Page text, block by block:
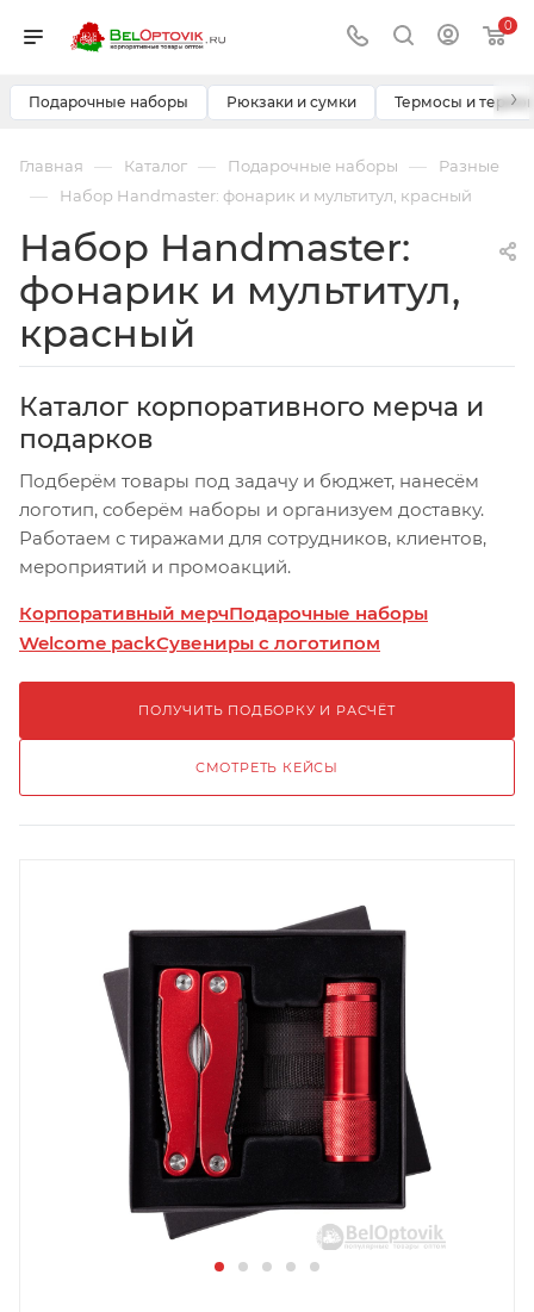
0
Подарочные наборы Рюкзаки и сумки Термосы и ›
Главная — Каталог — Подарочные наборы — Разные
— Набор Handmaster: фонарик и мультитул, красный
Набор Handmaster:
фонарик и мультитул,
красный
Каталог корпоративного мерча и
подарков
Подберём товары под задачу и бюджет, нанесём
логотип, соберём наборы и организуем доставку.
Работаем с тиражами для сотрудников, клиентов,
мероприятий и промоакций.
Корпоративный мерчПодарочные наборы
Welcome packСувениры с логотипом
ПОЛУЧИТЬ ПОДБОРКУ И РАСЧЁТ
СМОТРЕТЬ КЕЙСЫ